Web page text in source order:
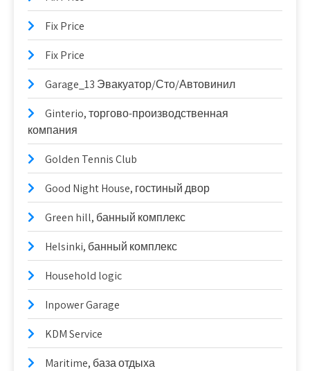
Fix Price
Fix Price
Garage_13 Эвакуатор/Сто/Автовинил
Ginterio, торгово-производственная
компания
Golden Tennis Club
Good Night House, гостиный двор
Green hill, банный комплекс
Helsinki, банный комплекс
Household logic
Inpower Garage
KDM Service
Maritime, база отдыха